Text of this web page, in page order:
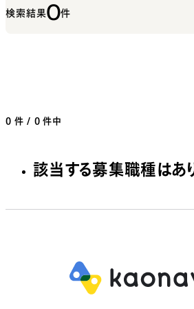
検索結果0件
0 件 / 0 件中
該当する募集職種はあり